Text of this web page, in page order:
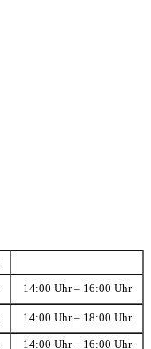
14:00 Uhr – 16:00 Uhr
14:00 Uhr – 18:00 Uhr
14:00 Uhr – 16:00 Uhr